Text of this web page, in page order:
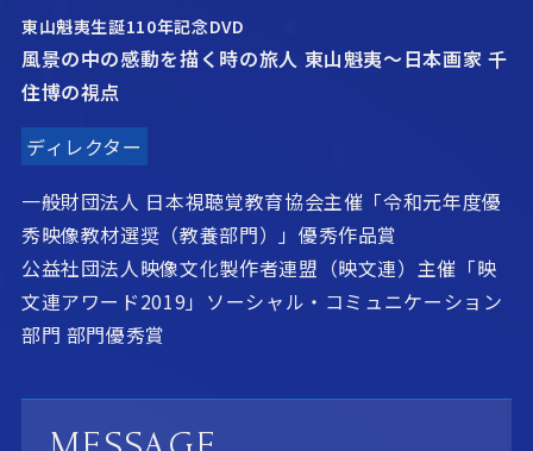
東山魁夷生誕110年記念DVD
風景の中の感動を描く時の旅人 東山魁夷〜日本画家 千
住博の視点
ディレクター
一般財団法人 日本視聴覚教育協会主催「令和元年度優
秀映像教材選奨（教養部門）」優秀作品賞
公益社団法人映像文化製作者連盟（映文連）主催「映
文連アワード2019」ソーシャル・コミュニケーション
部門 部門優秀賞